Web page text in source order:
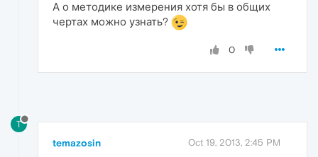
А о методике измерения хотя бы в общих
чертах можно узнать?
0
T
temazosin Oct 19, 2013, 2:45 PM